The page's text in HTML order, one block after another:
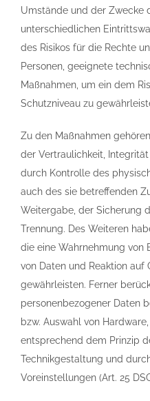
Umstände und der Zwecke
unterschiedlichen
des Risikos für die Rechte
Personen, geeignete
Maßnahmen, um ein dem
Schutzniveau zu
Zu den Maßnahmen
der Vertraulichkeit,
durch Kontrolle des
auch des sie betreffenden
Weitergabe, der Sicherung
Trennung. Des Weiteren
die eine Wahrnehmung von
von Daten und Reaktion auf
gewährleisten. Ferner
personenbezogener Daten
bzw. Auswahl von
entsprechend dem Prinzip
Technikgestaltung und
Voreinstellungen (Art. 25